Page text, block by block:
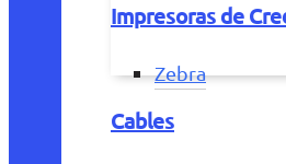
Impresoras de
Zebra
Cables